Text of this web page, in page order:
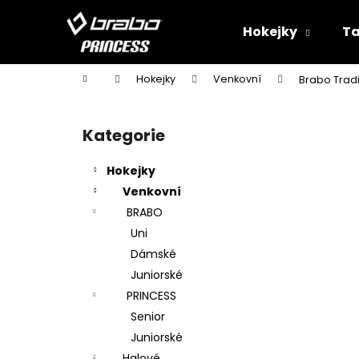
Hokejky
Domů Hokejky Venkovní Brabo
Přeskočit
kategorie
Kategorie
Hokejky
Venkovní
BRABO
Uni
Dámské
Juniorské
PRINCESS
Senior
Juniorské
í
Zpět
do
Zpět
do